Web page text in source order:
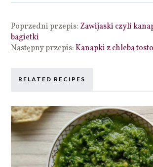
Poprzedni przepis: Zawijaski czyli
bagietki
Następny przepis:Kanapki z chleba
RELATED RECIPES